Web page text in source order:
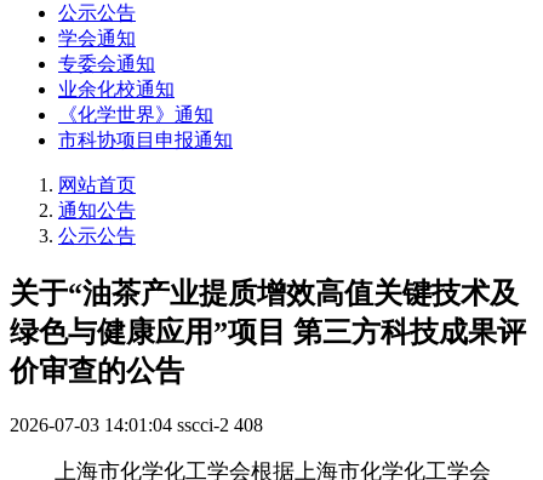
公示公告
学会通知
专委会通知
业余化校通知
《化学世界》通知
市科协项目申报通知
网站首页
通知公告
公示公告
关于“油茶产业提质增效高值关键技术及
绿色与健康应用”项目 第三方科技成果评
价审查的公告
2026-07-03 14:01:04 sscci-2 408
上海市化学化工学会根据上海市化学化工学会